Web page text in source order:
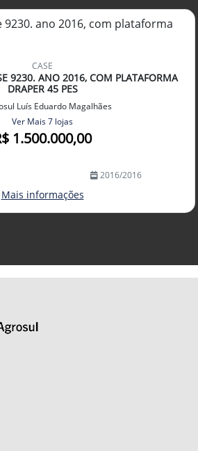
CASE
9230. ANO 2016, COM PLATAFORMA
DRAPER 45 PES
Luís Eduardo Magalhães
Ver Mais 7 lojas
1.500.000,00
2016/2016
Mais informações